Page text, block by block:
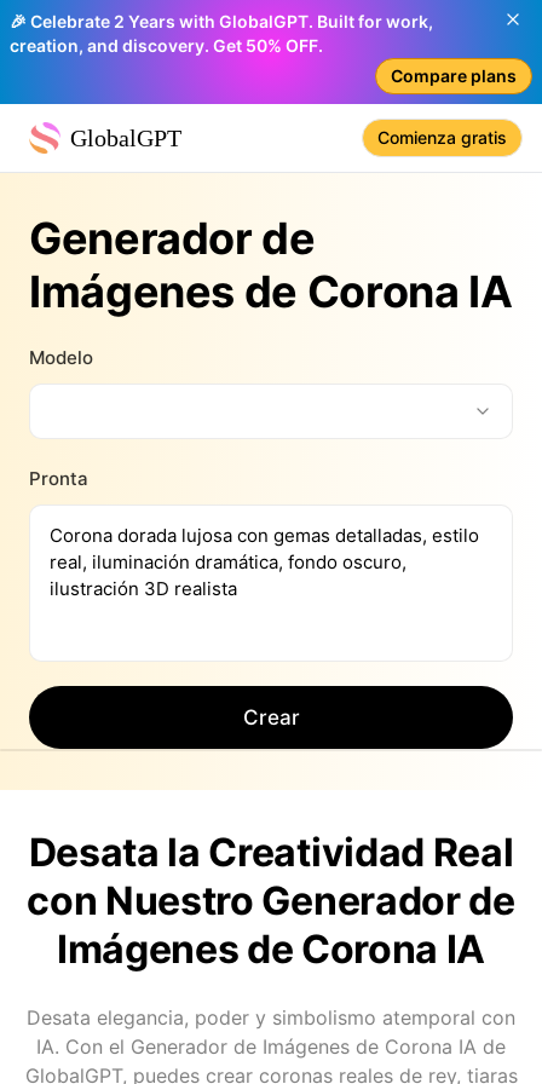
🎉 Celebrate 2 Years with GlobalGPT. Built for work,
creation, and discovery. Get 50% OFF.
Compare plans
GlobalGPT Comienza gratis
Generador de
Imágenes de Corona IA
Modelo
Pronta
Crear
Desata la Creatividad Real
con Nuestro Generador de
Imágenes de Corona IA
Desata elegancia, poder y simbolismo atemporal con
IA. Con el Generador de Imágenes de Corona IA de
GlobalGPT, puedes crear coronas reales de rey, tiaras